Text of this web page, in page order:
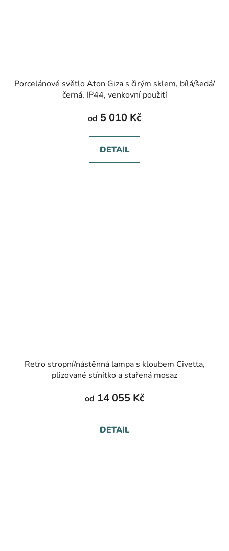
Porcelánové světlo Aton Giza s čirým sklem, bílá/šedá/
černá, IP44, venkovní použití
od 5 010 Kč
DETAIL
Retro stropní/nástěnná lampa s kloubem Civetta,
plizované stínítko a stařená mosaz
od 14 055 Kč
DETAIL